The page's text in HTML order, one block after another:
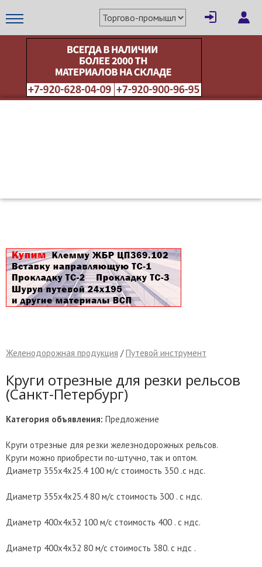
Желенодорожная продукция /Путевой инструмент
Круги отрезные для резки рельсов
(Санкт-Петербург)
Категория объявления: Предложение
Круги отрезные для резки железнодорожных рельсов.
Круги можно приобрести по-штучно, так и оптом.
Диаметр 355x4x25.4 100 м/с стоимость 350 .с ндс.
Диаметр 355x4x25.4 80 м/с стоимость 300 . с ндс.
Диаметр 400x4x32 100 м/с стоимость 400 . с ндс.
Диаметр 400x4x32 80 м/с стоимость 380. с ндс .
× Написать поставщику